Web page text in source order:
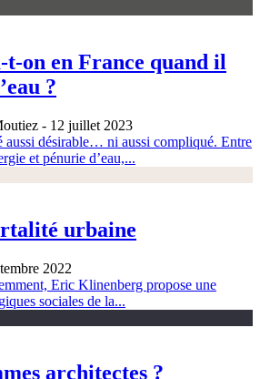
t-on en France quand il
?
- 12 juillet 2023
aussi désirable… ni aussi compliqué. Entre
et pénurie d’eau,...
urbaine
2022
Eric Klinenberg propose une
sociales de la...
architectes ?